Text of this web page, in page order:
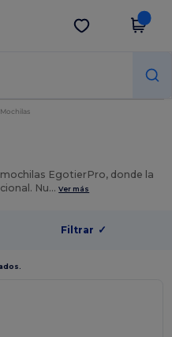
Descargar app
EgotierPro, donde la
Nu…Ver más
Filtrar ✓